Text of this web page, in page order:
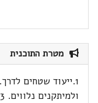
מטרת התוכנית